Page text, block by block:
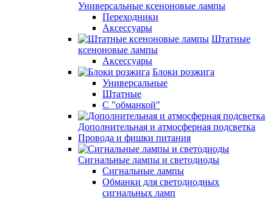
Универсальные ксеноновые лампы
Переходники
Аксессуары
Штатные
ксеноновые лампы
Аксессуары
Блоки розжига
Универсальные
Штатные
С "обманкой"
Дополнительная и атмосферная подсветка
Провода и фишки питания
Cигнальные лампы и светодиоды
Сигнальные лампы
Обманки для светодиодных
сигнальных ламп